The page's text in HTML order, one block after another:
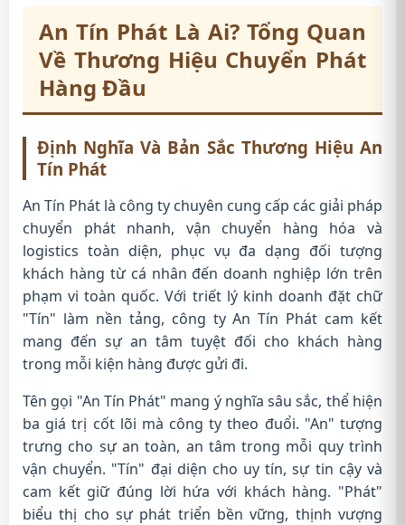
An Tín Phát Là Ai? Tổng Quan
Về Thương Hiệu Chuyển Phát
Hàng Đầu
Định Nghĩa Và Bản Sắc Thương Hiệu An
Tín Phát
An Tín Phát là công ty chuyên cung cấp các giải pháp
chuyển phát nhanh, vận chuyển hàng hóa và
logistics toàn diện, phục vụ đa dạng đối tượng
khách hàng từ cá nhân đến doanh nghiệp lớn trên
phạm vi toàn quốc. Với triết lý kinh doanh đặt chữ
"Tín" làm nền tảng, công ty An Tín Phát cam kết
mang đến sự an tâm tuyệt đối cho khách hàng
trong mỗi kiện hàng được gửi đi.
Tên gọi "An Tín Phát" mang ý nghĩa sâu sắc, thể hiện
ba giá trị cốt lõi mà công ty theo đuổi. "An" tượng
trưng cho sự an toàn, an tâm trong mỗi quy trình
vận chuyển. "Tín" đại diện cho uy tín, sự tin cậy và
cam kết giữ đúng lời hứa với khách hàng. "Phát"
biểu thị cho sự phát triển bền vững, thịnh vượng